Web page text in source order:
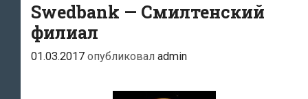
Swedbank — Смилтенский
филиал
01.03.2017 опубликовал admin